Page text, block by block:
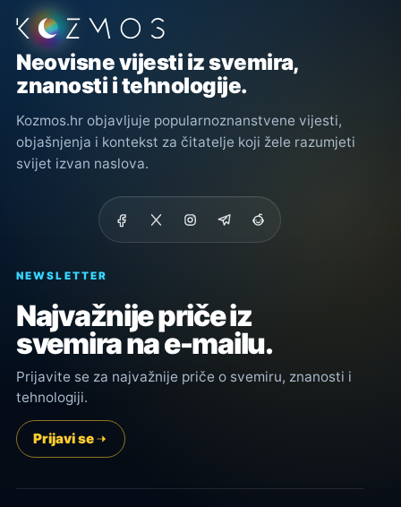
Podnožje stranice
Neovisne vijesti iz svemira,
znanosti i tehnologije.
Kozmos.hr objavljuje popularnoznanstvene vijesti,
objašnjenja i kontekst za čitatelje koji žele razumjeti
svijet izvan naslova.
NEWSLETTER
Najvažnije priče iz
svemira na e-mailu.
Prijavite se za najvažnije priče o svemiru, znanosti i
tehnologiji.
Prijavi se